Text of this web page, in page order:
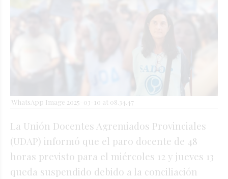
WhatsApp Image 2025-03-10 at 08.34.47
La Unión Docentes Agremiados Provinciales
(UDAP) informó que el paro docente de 48
horas previsto para el miércoles 12 y jueves 13
queda suspendido debido a la conciliación